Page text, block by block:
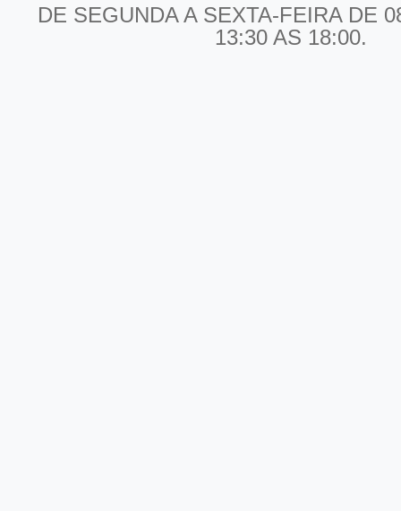
DE SEGUNDA A SEXTA-FEIRA DE
13:30 AS 18:00.